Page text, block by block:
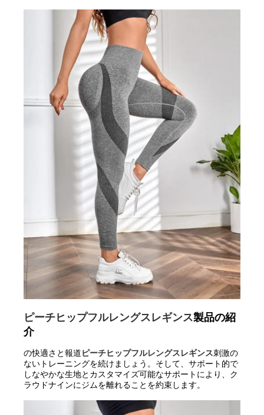
ピーチヒップフルレングスレギンス製品の紹
介
の快適さと報道ピーチヒップフルレングスレギンス刺激の
ないトレーニングを続けましょう。そして、サポート的で
しなやかな生地とカスタマイズ可能なサポートにより、ク
ラウドナインにジムを離れることを約束します。